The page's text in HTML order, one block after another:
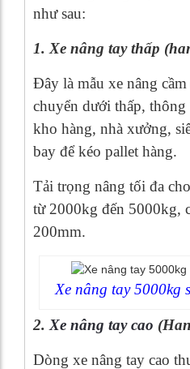
như sau:
1. Xe nâng tay thấp
Đây là mẫu xe nâng
chuyển dưới thấp,
kho hàng, nhà xưởng,
bay để kéo pallet hàng.
Tải trọng nâng tối đa
từ 2000kg đến 5000kg,
200mm.
Xe nâng tay 5000kg
2. Xe nâng tay cao
Dòng xe nâng tay cao